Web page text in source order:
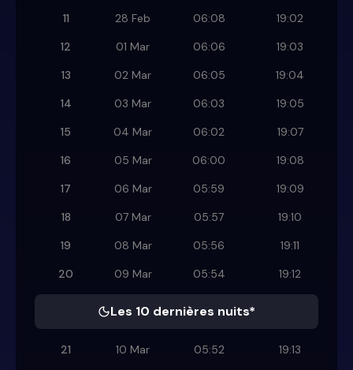
11
28 Feb 06:08
19:02
12
01 Mar 06:06
19:03
13
02 Mar 06:05
19:04
14
03 Mar 06:03
19:05
15
04 Mar 06:02
19:07
16
05 Mar 06:00
19:08
17
06 Mar 05:59
19:09
18
07 Mar 05:57
19:10
19
08 Mar 05:56
19:11
20
09 Mar 05:54 19:12
Les 10 dernières nuits*
21 10 Mar 05:52
19:13